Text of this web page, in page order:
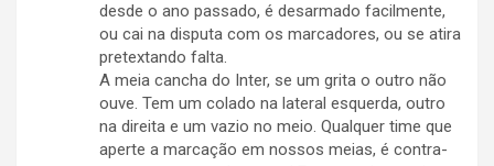
desde o ano passado, é desarmado facilmente,
ou cai na disputa com os marcadores, ou se atira
pretextando falta.
A meia cancha do Inter, se um grita o outro não
ouve. Tem um colado na lateral esquerda, outro
na direita e um vazio no meio. Qualquer time que
aperte a marcação em nossos meias, é contra-